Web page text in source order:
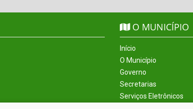
O MUNICÍPIO
Início
O Município
Governo
Secretarias
Serviços Eletrônicos